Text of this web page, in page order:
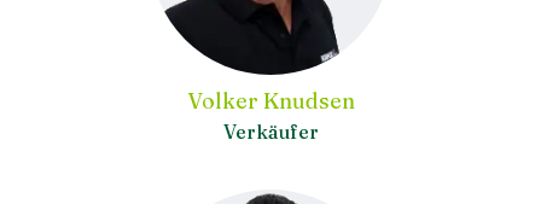
Volker Knudsen
Verkäufer